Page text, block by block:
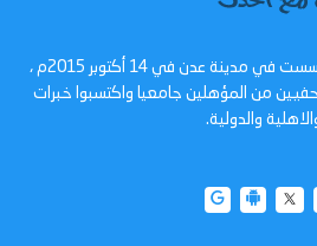
عدن تايم - صحيفة الكترونية تأسست في مدينة عدن في 14 أكتوبر 2015م ،
من المؤهلين جامعيا واكتسبوا خبرات
والدولية.